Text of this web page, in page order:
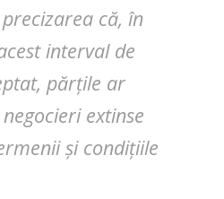
că, în
interval de
părțile ar
extinse
și condițiile